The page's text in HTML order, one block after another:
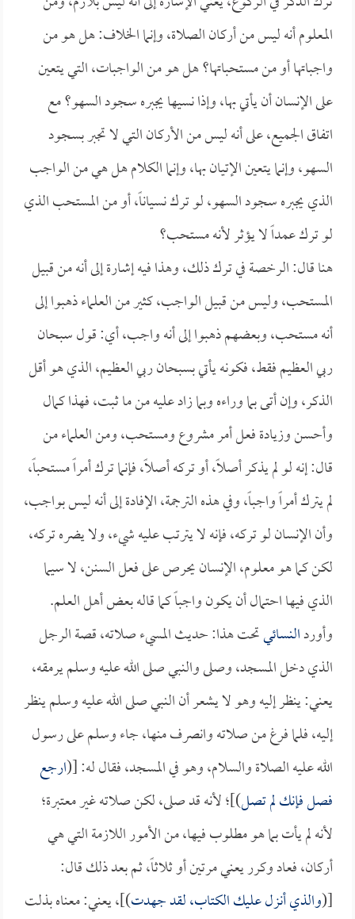
المعلوم أنه ليس من أركان الصلاة، وإنما الخلاف: هل هو من
واجباتها أو من مستحباتها؟ هل هو من الواجبات، التي يتعين
على الإنسان أن يأتي بها، وإذا نسيها يجبره سجود السهو؟ مع
اتفاق الجميع، على أنه ليس من الأركان التي لا تجبر بسجود
السهو، وإنما يتعين الإتيان بها، وإنما الكلام هل هي من الواجب
الذي يجبره سجود السهو، لو ترك نسياناً، أو من المستحب الذي
لو ترك عمداً لا يؤثر لأنه مستحب؟
هنا قال: الرخصة في ترك ذلك، وهذا فيه إشارة إلى أنه من قبيل
المستحب، وليس من قبيل الواجب، كثير من العلماء ذهبوا إلى
أنه مستحب، وبعضهم ذهبوا إلى أنه واجب، أي: قول سبحان
ربي العظيم فقط، فكونه يأتي بسبحان ربي العظيم، الذي هو أقل
الذكر، وإن أتى بما وراءه وبما زاد عليه من ما ثبت، فهذا كمال
وأحسن وزيادة فعل أمر مشروع ومستحب، ومن العلماء من
قال: إنه لو لم يذكر أصلاً، أو تركه أصلاً، فإنما ترك أمراً مستحباً،
لم يترك أمراً واجباً، وفي هذه الترجمة، الإفادة إلى أنه ليس بواجب،
وأن الإنسان لو تركه، فإنه لا يترتب عليه شيء، ولا يضره تركه،
لكن كما هو معلوم، الإنسان يحرص على فعل السنن، لا سيما
الذي فيها احتمال أن يكون واجباً كما قاله بعض أهل العلم.
وأوردالنسائيتحت هذا: حديث المسيء صلاته، قصة الرجل
الذي دخل المسجد، وصلى والنبي صلى الله عليه وسلم يرمقه،
يعني: ينظر إليه وهو لا يشعر أن النبي صلى الله عليه وسلم ينظر
إليه، فلما فرغ من صلاته وانصرف منها، جاء وسلم على رسول
الله عليه الصلاة والسلام، وهو في المسجد، فقال له: [(ارجع
فصل فإنك لم تصل)]؛ لأنه قد صلى، لكن صلاته غير معتبرة؛
لأنه لم يأت بما هو مطلوب فيها، من الأمور اللازمة التي هي
أركان، فعاد وكرر يعني مرتين أو ثلاثاً، ثم بعد ذلك قال:
[(والذي أنزل عليك الكتاب، لقد جهدت)]، يعني: معناه بذلت